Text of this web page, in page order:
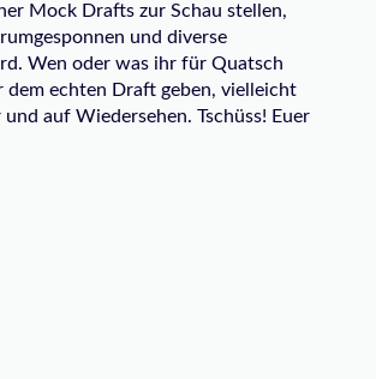
Mock Drafts zur Schau stellen,
und diverse
Wen oder was ihr für Quatsch
dem echten Draft geben, vielleicht
auf Wiedersehen. Tschüss! Euer